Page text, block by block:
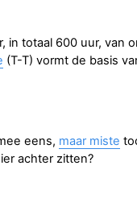
in totaal 600 uur, van
(T-T) vormt de basis
eens, maar miste
achter zitten?